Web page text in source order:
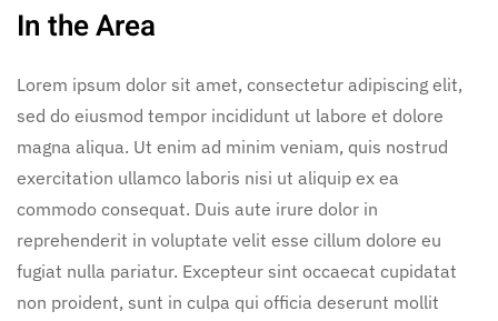
In the Area
Lorem ipsum dolor sit amet, consectetur adipiscing elit,
sed do eiusmod tempor incididunt ut labore et dolore
magna aliqua. Ut enim ad minim veniam, quis nostrud
exercitation ullamco laboris nisi ut aliquip ex ea
commodo consequat. Duis aute irure dolor in
reprehenderit in voluptate velit esse cillum dolore eu
fugiat nulla pariatur. Excepteur sint occaecat cupidatat
non proident, sunt in culpa qui officia deserunt mollit